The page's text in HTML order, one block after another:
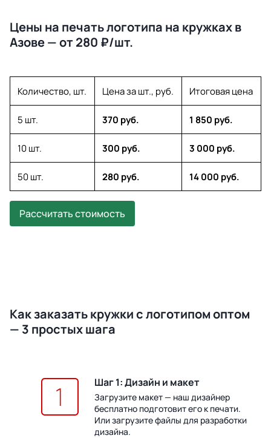
Цены на печать логотипа на кружках в
Азове — от 280 ₽/шт.
Количество, шт. Цена за шт., руб. Итоговая цена
5 шт. 370 руб. 1 850 руб.
10 шт. 300 руб. 3 000 руб.
50 шт. 280 руб. 14 000 руб.
Рассчитать стоимость
Как заказать кружки с логотипом оптом
— 3 простых шага
Шаг 1: Дизайн и макет
Загрузите макет — наш дизайнер
бесплатно подготовит его к печати.
Или загрузите файлы для разработки
дизайна.